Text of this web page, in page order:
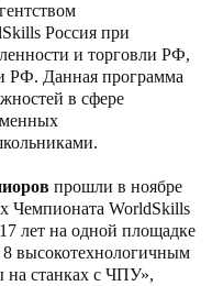
Россия при
и торговли РФ,
РФ. Данная программа
в сфере
прошли в ноябре
Чемпионата WorldSkills
лет на одной площадке
8 высокотехнологичным
на станках с ЧПУ»,